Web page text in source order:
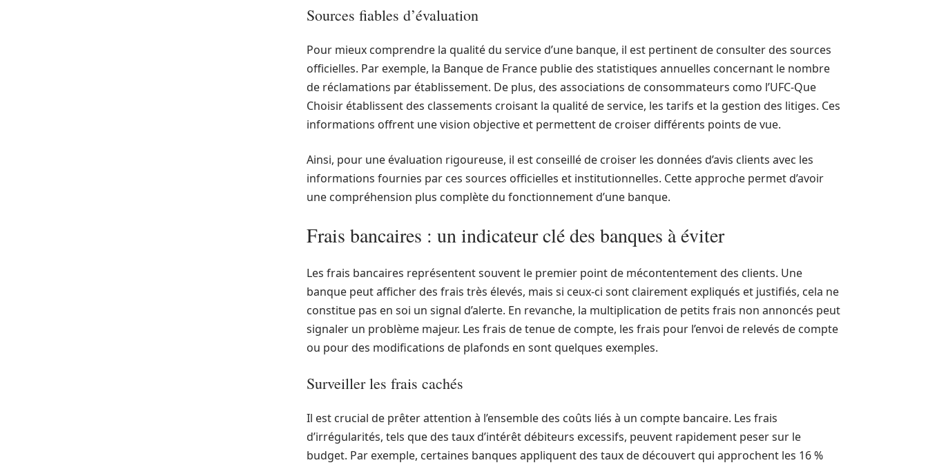
Sources fiables d’évaluation
Pour mieux comprendre la qualité du service d’une banque, il est pertinent de consulter des sources
officielles. Par exemple, la Banque de France publie des statistiques annuelles concernant le nombre
de réclamations par établissement. De plus, des associations de consommateurs como l’UFC-Que
Choisir établissent des classements croisant la qualité de service, les tarifs et la gestion des litiges. Ces
informations offrent une vision objective et permettent de croiser différents points de vue.
Ainsi, pour une évaluation rigoureuse, il est conseillé de croiser les données d’avis clients avec les
informations fournies par ces sources officielles et institutionnelles. Cette approche permet d’avoir
une compréhension plus complète du fonctionnement d’une banque.
Frais bancaires : un indicateur clé des banques à éviter
Les frais bancaires représentent souvent le premier point de mécontentement des clients. Une
banque peut afficher des frais très élevés, mais si ceux-ci sont clairement expliqués et justifiés, cela ne
constitue pas en soi un signal d’alerte. En revanche, la multiplication de petits frais non annoncés peut
signaler un problème majeur. Les frais de tenue de compte, les frais pour l’envoi de relevés de compte
ou pour des modifications de plafonds en sont quelques exemples.
Surveiller les frais cachés
Il est crucial de prêter attention à l’ensemble des coûts liés à un compte bancaire. Les frais
d’irrégularités, tels que des taux d’intérêt débiteurs excessifs, peuvent rapidement peser sur le
budget. Par exemple, certaines banques appliquent des taux de découvert qui approchent les 16 %